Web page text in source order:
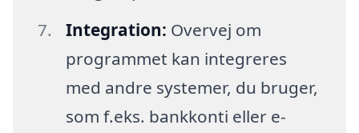
Integration: Overvej om
programmet kan integreres
med andre systemer, du bruger,
som f.eks. bankkonti eller e-